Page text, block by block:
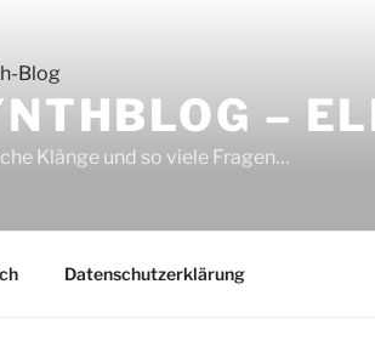
–
Klänge und so viele Fragen…
Datenschutzerklärung